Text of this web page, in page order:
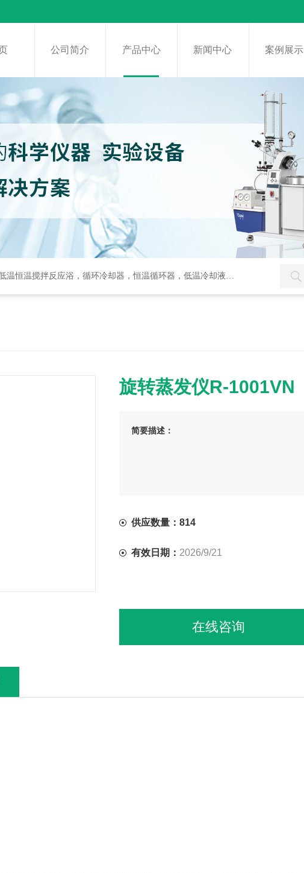
公司简介 产品中心 新闻中心 案例展示
却器，恒温循环器，低温冷却液循环泵，循环水式多用真空泵，集热式恒温磁力搅拌浴等
旋转蒸发仪R-1001VN
简要描述：
供应数量：814
有效日期： 2026/9/21
在线咨询